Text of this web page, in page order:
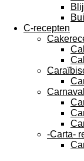
C-recepten
-Carta-